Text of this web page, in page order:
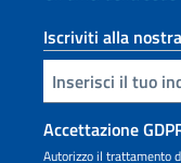
Iscriviti alla
Inserisci la tua email
Accettazione
Autorizzo il trattamento